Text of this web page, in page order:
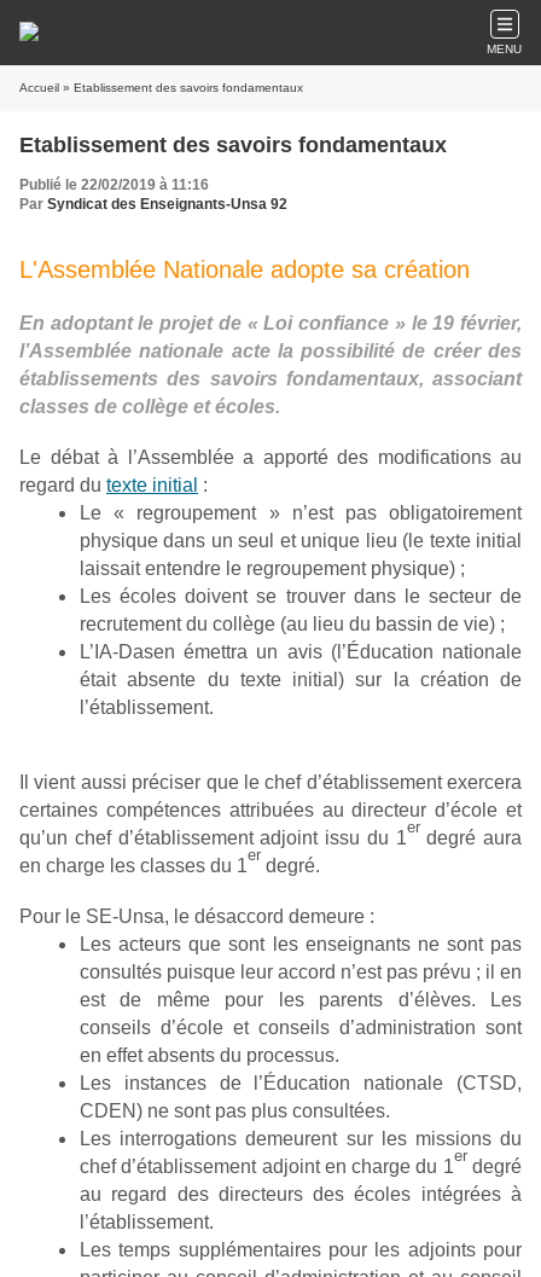
MENU
Accueil » Etablissement des savoirs fondamentaux
Etablissement des savoirs fondamentaux
Publié le 22/02/2019 à 11:16
Par Syndicat des Enseignants-Unsa 92
L'Assemblée Nationale adopte sa création
En adoptant le projet de « Loi confiance » le 19 février,
l’Assemblée nationale acte la possibilité de créer des
établissements des savoirs fondamentaux, associant
classes de collège et écoles.
Le débat à l’Assemblée a apporté des modifications au
regard du texte initial :
Le « regroupement » n’est pas obligatoirement
physique dans un seul et unique lieu (le texte initial
laissait entendre le regroupement physique) ;
Les écoles doivent se trouver dans le secteur de
recrutement du collège (au lieu du bassin de vie) ;
L’IA-Dasen émettra un avis (l’Éducation nationale
était absente du texte initial) sur la création de
l’établissement.
Il vient aussi préciser que le chef d’établissement exercera
certaines compétences attribuées au directeur d’école et
qu’un chef d’établissement adjoint issu du 1
er
degré aura
en charge les classes du 1
er
degré.
Pour le SE-Unsa, le désaccord demeure :
Les acteurs que sont les enseignants ne sont pas
consultés puisque leur accord n’est pas prévu ; il en
est de même pour les parents d’élèves. Les
conseils d’école et conseils d’administration sont
en effet absents du processus.
Les instances de l’Éducation nationale (CTSD,
CDEN) ne sont pas plus consultées.
Les interrogations demeurent sur les missions du
chef d’établissement adjoint en charge du 1
er
degré
au regard des directeurs des écoles intégrées à
l’établissement.
Les temps supplémentaires pour les adjoints pour